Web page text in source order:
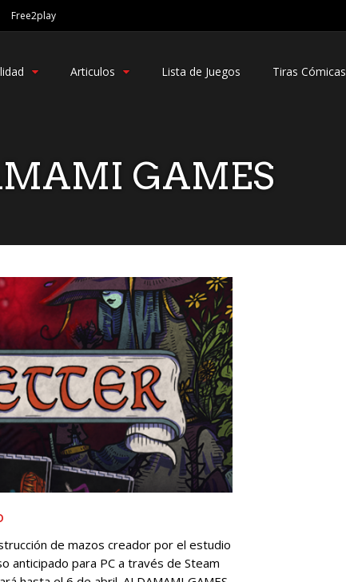
Free2play
Articulos Lista de Juegos Tiras Cómicas
GAMES
de mazos creador por el estudio
anticipado para PC a través de Steam